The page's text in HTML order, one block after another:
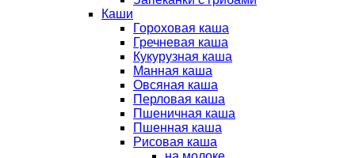
Каши
Гороховая каша
Гречневая каша
Кукурузная каша
Манная каша
Овсяная каша
Перловая каша
Пшеничная каша
Пшенная каша
Рисовая каша